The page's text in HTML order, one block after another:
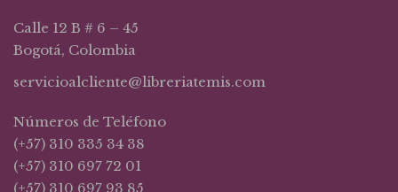
Calle 12 B # 6 – 45
Bogotá, Colombia
servicioalcliente@libreriatemis.com
Números de Teléfono
(+57) 310 335 34 38
(+57) 310 697 72 01
(+57) 310 697 93 85